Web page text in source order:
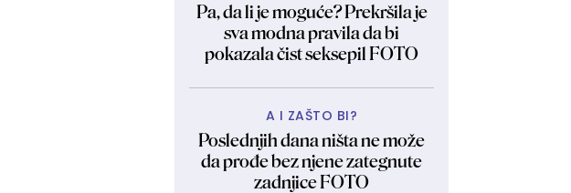
Pa, da li je moguće? Prekršila je
sva modna pravila da bi
pokazala čist seksepil FOTO
A I ZAŠTO BI?
Poslednjih dana ništa ne može
da prođe bez njene zategnute
zadnjice FOTO